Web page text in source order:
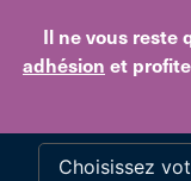
Il ne vous reste
adhésion et